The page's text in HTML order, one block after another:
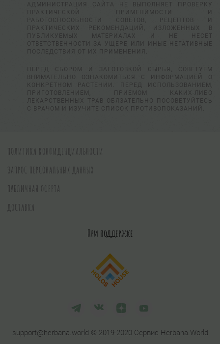
АДМИНИСТРАЦИЯ САЙТА НЕ ВЫПОЛНЯЕТ ПРОВЕРКУ
ПРАКТИЧЕСКОЙ ПРИМЕНИМОСТИ И
РАБОТОСПОСОБНОСТИ СОВЕТОВ, РЕЦЕПТОВ И
ПРАКТИЧЕСКИХ РЕКОМЕНДАЦИЙ, ИЗЛОЖЕННЫХ В
ПУБЛИКУЕМЫХ МАТЕРИАЛАХ И НЕ НЕСЕТ
ОТВЕТСТВЕННОСТИ ЗА УЩЕРБ ИЛИ ИНЫЕ НЕГАТИВНЫЕ
ПОСЛЕДСТВИЯ ОТ ИХ ПРИМЕНЕНИЯ.
ПЕРЕД СБОРОМ И ЗАГОТОВКОЙ СЫРЬЯ, СОВЕТУЕМ
ВНИМАТЕЛЬНО ОЗНАКОМИТЬСЯ С ИНФОРМАЦИЕЙ О
КОНКРЕТНОМ РАСТЕНИИ. ПЕРЕД ИСПОЛЬЗОВАНИЕМ,
ПРИГОТОВЛЕНИЕМ, ПРИЕМОМ КАКИХ-ЛИБО
ЛЕКАРСТВЕННЫХ ТРАВ ОБЯЗАТЕЛЬНО ПОСОВЕТУЙТЕСЬ
С ВРАЧОМ И ИЗУЧИТЕ СПИСОК ПРОТИВОПОКАЗАНИЙ.
ПОЛИТИКА КОНФИДЕНЦИАЛЬНОСТИ
ЗАПРОС ПЕРСОНАЛЬНЫХ ДАННЫХ
ПУБЛИЧНАЯ ОФЕРТА
ДОСТАВКА
При поддержке
support@herbana.world © 2019-2020 Сервис Herbana.World